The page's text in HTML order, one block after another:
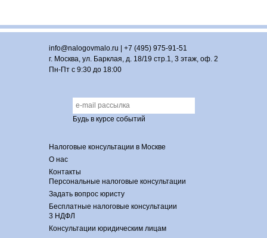
info@nalogovmalo.ru
+7 (495) 975-91-51
г. Москва, ул. Барклая, д. 18/19 стр.1, 3 этаж, оф. 2
Пн-Пт с 9:30 до 18:00
Будь в курсе событий
Налоговые консультации в Москве
О нас
Контакты
Персональные налоговые консультации
Задать вопрос юристу
Бесплатные налоговые консультации
3 НДФЛ
Консультации юридическим лицам